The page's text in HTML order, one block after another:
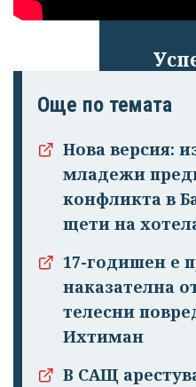
Още по темата
Нова версия:
младежи
конфликта в
щети на
17-годишен е
наказателна
телесни
Ихтиман
В САЩ